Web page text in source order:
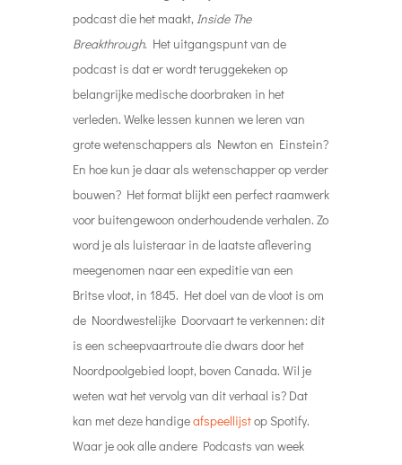
podcast die het maakt, Inside The
Breakthrough. Het uitgangspunt van de
podcast is dat er wordt teruggekeken op
belangrijke medische doorbraken in het
verleden. Welke lessen kunnen we leren van
grote wetenschappers als Newton en Einstein?
En hoe kun je daar als wetenschapper op verder
bouwen? Het format blijkt een perfect raamwerk
voor buitengewoon onderhoudende verhalen. Zo
word je als luisteraar in de laatste aflevering
meegenomen naar een expeditie van een
Britse vloot, in 1845. Het doel van de vloot is om
de Noordwestelijke Doorvaart te verkennen: dit
is een scheepvaartroute die dwars door het
Noordpoolgebied loopt, boven Canada. Wil je
weten wat het vervolg van dit verhaal is? Dat
kan met deze handigeafspeellijstop Spotify.
Waar je ook alle andere Podcasts van week